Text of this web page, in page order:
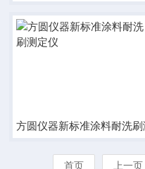
方圆仪器新标准涂料耐洗
首页 上一页